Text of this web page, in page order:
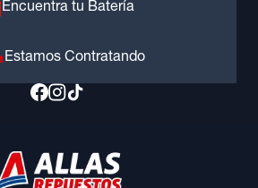
Encuentra tu Batería
Estamos Contratando